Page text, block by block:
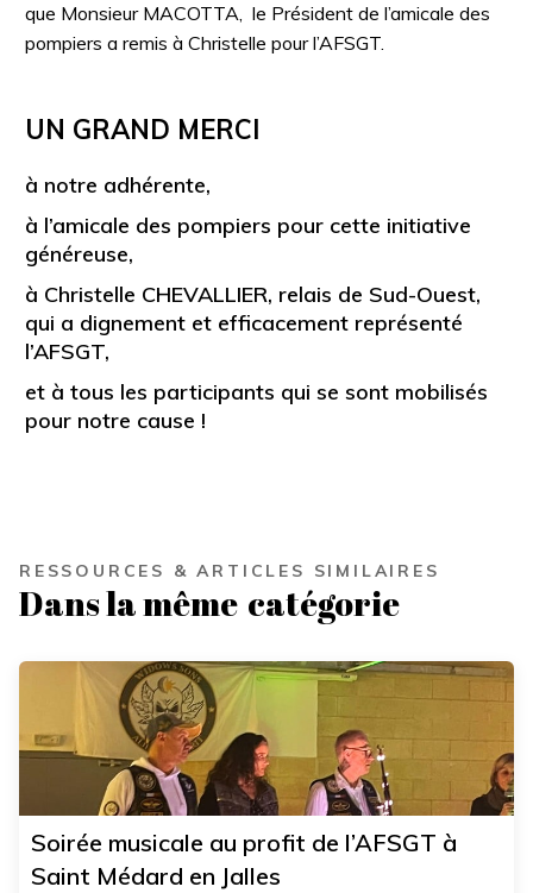
que Monsieur MACOTTA, le Président de l’amicale des
pompiers a remis à Christelle pour l’AFSGT.
UN GRAND MERCI
à notre adhérente,
à l’amicale des pompiers pour cette initiative
généreuse,
à Christelle CHEVALLIER, relais de Sud-Ouest,
qui a dignement et efficacement représenté
l’AFSGT,
et à tous les participants qui se sont mobilisés
pour notre cause !
RESSOURCES & ARTICLES SIMILAIRES
Dans la même catégorie
Soirée musicale au profit de l’AFSGT à
Saint Médard en Jalles